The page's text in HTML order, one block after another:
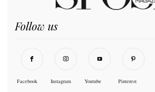
Follow us
Facebook Instagram Youtube Pinterest